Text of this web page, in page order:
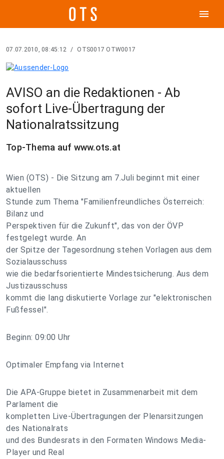
menu
07.07.2010, 08:45:12 / OTS0017 OTW0017
AVISO an die Redaktionen - Ab
sofort Live-Übertragung der
Nationalratssitzung
Top-Thema auf www.ots.at
Wien (OTS) - Die Sitzung am 7.Juli beginnt mit einer
aktuellen
Stunde zum Thema "Familienfreundliches Österreich:
Bilanz und
Perspektiven für die Zukunft", das von der ÖVP
festgelegt wurde. An
der Spitze der Tagesordnung stehen Vorlagen aus dem
Sozialausschuss
wie die bedarfsorientierte Mindestsicherung. Aus dem
Justizausschuss
kommt die lang diskutierte Vorlage zur "elektronischen
Fußfessel".
Beginn: 09:00 Uhr
Optimaler Empfang via Internet
Die APA-Gruppe bietet in Zusammenarbeit mit dem
Parlament die
kompletten Live-Übertragungen der Plenarsitzungen
des Nationalrats
und des Bundesrats in den Formaten Windows Media-
Player und Real